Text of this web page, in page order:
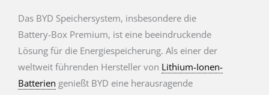
Das BYD Speichersystem, insbesondere die
Battery-Box Premium, ist eine beeindruckende
Lösung für die Energiespeicherung. Als einer der
weltweit führenden Hersteller von Lithium-Ionen-
Batterien genießt BYD eine herausragende